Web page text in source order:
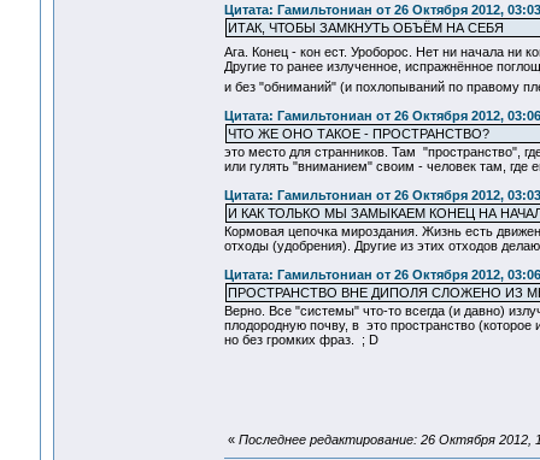
Цитата: Гамильтониан от 26 Октября 2012,
ИТАК, ЧТОБЫ ЗАМКНУТЬ ОБЪЁМ НА СЕБЯ
Ага. Конец - кон ест. Уроборос. Нет ни начала ни
Другие то ранее излученное, испражнённое
и без "обниманий" (и похлопываний по правому
Цитата: Гамильтониан от 26 Октября 2012,
ЧТО ЖЕ ОНО ТАКОЕ - ПРОСТРАНСТВО?
это место для странников. Там "пространство",
или гулять "вниманием" своим - человек там, где
Цитата: Гамильтониан от 26 Октября 2012,
И КАК ТОЛЬКО МЫ ЗАМЫКАЕМ КОНЕЦ НА
Кормовая цепочка мироздания. Жизнь есть
отходы (удобрения). Другие из этих отходов
Цитата: Гамильтониан от 26 Октября 2012,
ПРОСТРАНСТВО ВНЕ ДИПОЛЯ СЛОЖЕНО ИЗ
Верно. Все "системы" что-то всегда (и давно)
плодородную почву, в это пространство (которое
но без громких фраз. ; D
« Последнее редактирование: 26 Октября 2012,